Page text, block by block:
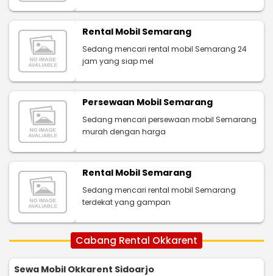
Rental Mobil Semarang
Sedang mencari rental mobil Semarang 24
jam yang siap mel
Persewaan Mobil Semarang
Sedang mencari persewaan mobil Semarang
murah dengan harga
Rental Mobil Semarang
Sedang mencari rental mobil Semarang
terdekat yang gampan
Cabang Rental Okkarent
Sewa Mobil Okkarent Sidoarjo